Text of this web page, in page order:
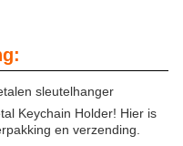
sleutelhanger
Keychain Holder! Hier is
en verzending.